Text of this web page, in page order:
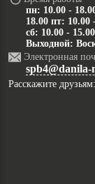
пн: 10.00 -
18.00 пт:
сб: 10.00 -
Выходной:
Электронная
spb4@danila-
Расскажите друзьям: